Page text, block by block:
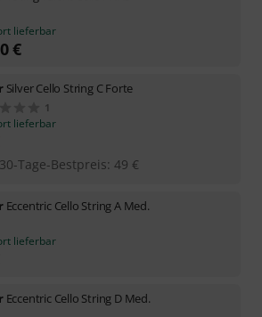
lieferbar
€
Silver Cello String C Forte
1
lieferbar
30-Tage-Bestpreis: 49 €
Eccentric Cello String A Med.
lieferbar
Eccentric Cello String D Med.